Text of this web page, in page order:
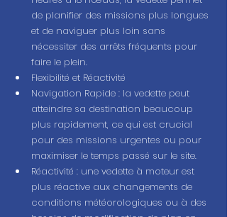
de planifier des missions plus longues
et de naviguer plus loin sans
nécessiter des arrêts fréquents pour
faire le plein.
Flexibilité et Réactivité
Navigation Rapide : la vedette peut
atteindre sa destination beaucoup
plus rapidement, ce qui est crucial
pour des missions urgentes ou pour
maximiser le temps passé sur le site.
Réactivité : une vedette à moteur est
plus réactive aux changements de
conditions météorologiques ou à des